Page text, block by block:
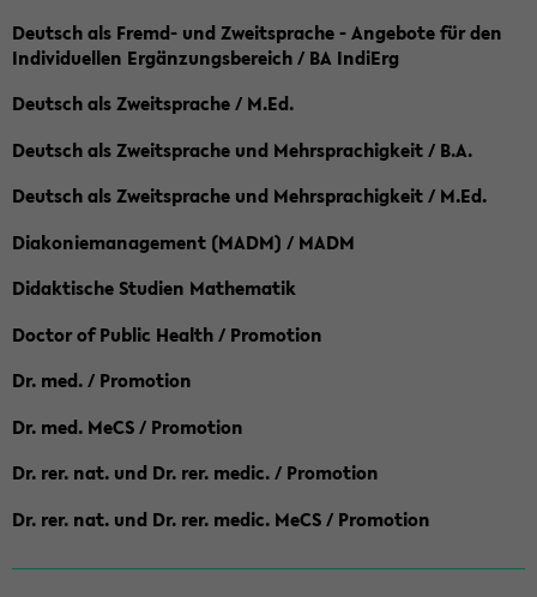
Deutsch als Fremd- und Zweitsprache - Angebote für den
Individuellen Ergänzungsbereich / BA IndiErg
Deutsch als Zweitsprache / M.Ed.
Deutsch als Zweitsprache und Mehrsprachigkeit / B.A.
Deutsch als Zweitsprache und Mehrsprachigkeit / M.Ed.
Diakoniemanagement (MADM) / MADM
Didaktische Studien Mathematik
Doctor of Public Health / Promotion
Dr. med. / Promotion
Dr. med. MeCS / Promotion
Dr. rer. nat. und Dr. rer. medic. / Promotion
Dr. rer. nat. und Dr. rer. medic. MeCS / Promotion